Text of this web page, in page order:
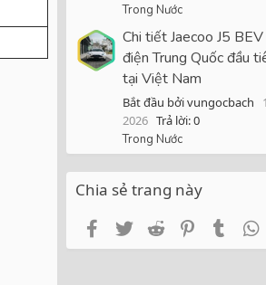
Trong Nước
Chi tiết Jaecoo J5
điện Trung Quốc đầu
tại Việt Nam
Bắt đầu bởi vungocbach
2026 Trả lời: 0
Trong Nước
Chia sẻ trang này
FacebookTwitterRedditPinterest